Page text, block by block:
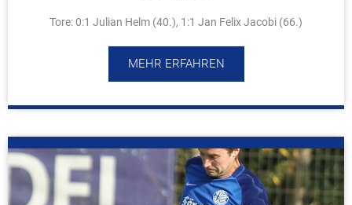
Tore: 0:1 Julian Helm (40.), 1:1 Jan Felix Jacobi (66.)
MEHR ERFAHREN